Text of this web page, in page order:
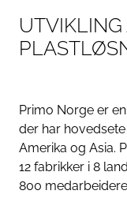
UTVIKLING
Primo Norge er
der har
Amerika og Asia.
12 fabrikker i 8
800